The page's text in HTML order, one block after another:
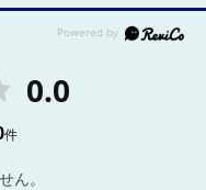
0.0
件
ん。